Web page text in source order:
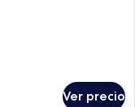
Ver precio